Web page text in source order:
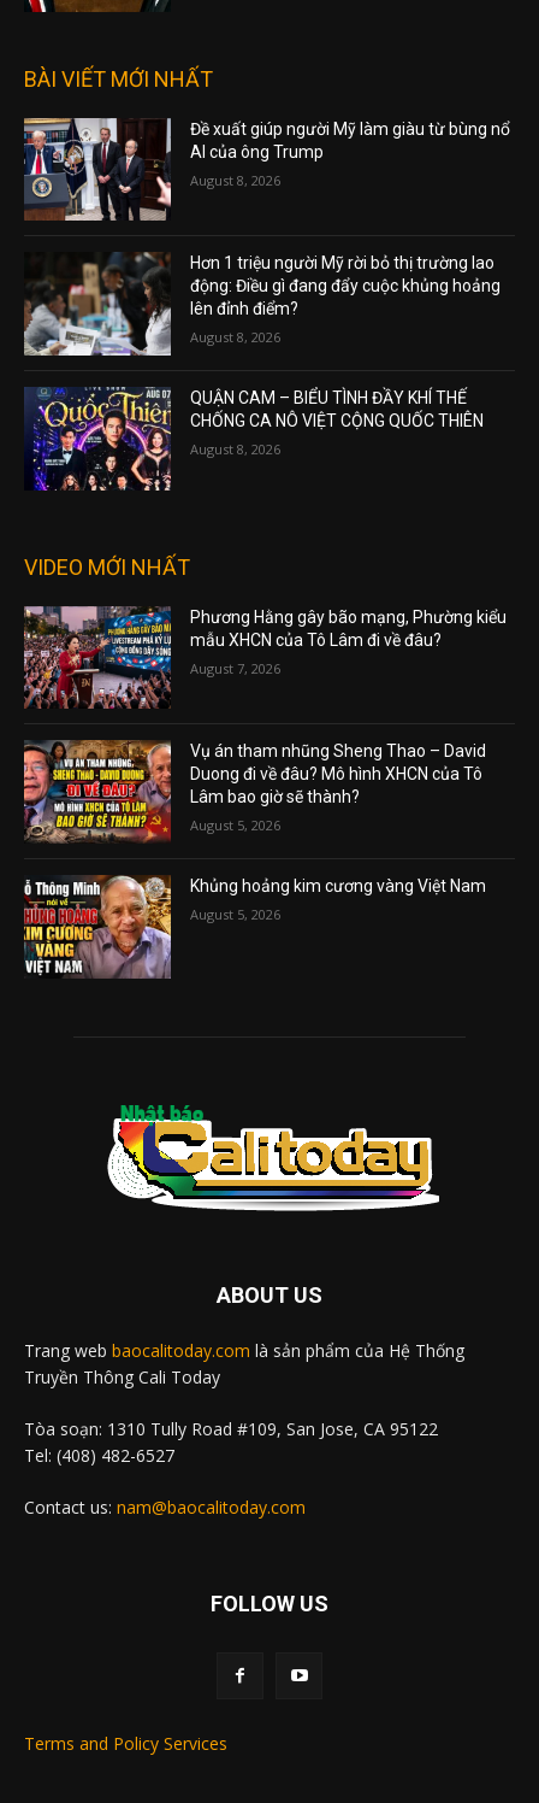
BÀI VIẾT MỚI NHẤT
Đề xuất giúp người Mỹ làm giàu từ bùng nổ
AI của ông Trump
August 8, 2026
Hơn 1 triệu người Mỹ rời bỏ thị trường lao
động: Điều gì đang đẩy cuộc khủng hoảng
lên đỉnh điểm?
August 8, 2026
QUẬN CAM – BIỂU TÌNH ĐẦY KHÍ THẾ
CHỐNG CA NÔ VIỆT CỘNG QUỐC THIÊN
August 8, 2026
VIDEO MỚI NHẤT
Phương Hằng gây bão mạng, Phường kiểu
mẫu XHCN của Tô Lâm đi về đâu?
August 7, 2026
Vụ án tham nhũng Sheng Thao – David
Duong đi về đâu? Mô hình XHCN của Tô
Lâm bao giờ sẽ thành?
August 5, 2026
Khủng hoảng kim cương vàng Việt Nam
August 5, 2026
ABOUT US
Trang web baocalitoday.com là sản phẩm của Hệ Thống
Truyền Thông Cali Today
Tòa soạn: 1310 Tully Road #109, San Jose, CA 95122
Tel: (408) 482-6527
Contact us: nam@baocalitoday.com
FOLLOW US
Terms and Policy Services